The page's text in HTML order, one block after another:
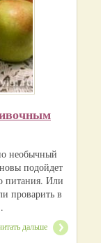
необычный
подойдет
питания. Или
проварить в
дальше